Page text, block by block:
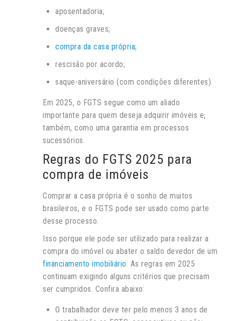
aposentadoria;
doenças graves;
compra da casa própria;
rescisão por acordo;
saque-aniversário (com condições diferentes).
Em 2025, o FGTS segue como um aliado
importante para quem deseja adquirir imóveis e,
também, como uma garantia em processos
sucessórios.
Regras do FGTS 2025 para
compra de imóveis
Comprar a casa própria é o sonho de muitos
brasileiros, e o FGTS pode ser usado como parte
desse processo.
Isso porque ele pode ser utilizado para realizar a
compra do imóvel ou abater o saldo devedor de um
financiamento imobiliário. As regras em 2025
continuam exigindo alguns critérios que precisam
ser cumpridos. Confira abaixo:
O trabalhador deve ter pelo menos 3 anos de